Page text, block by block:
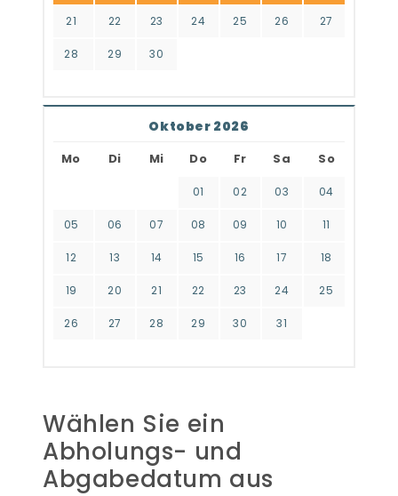
21 22 23 24 25 26 27
28 29 30
Oktober 2026
Mo Di Mi Do Fr Sa So
01 02 03 04
05 06 07 08 09 10 11
12 13 14 15 16 17 18
19 20 21 22 23 24 25
26 27 28 29 30 31
Wählen Sie ein
Abholungs- und
Abgabedatum aus